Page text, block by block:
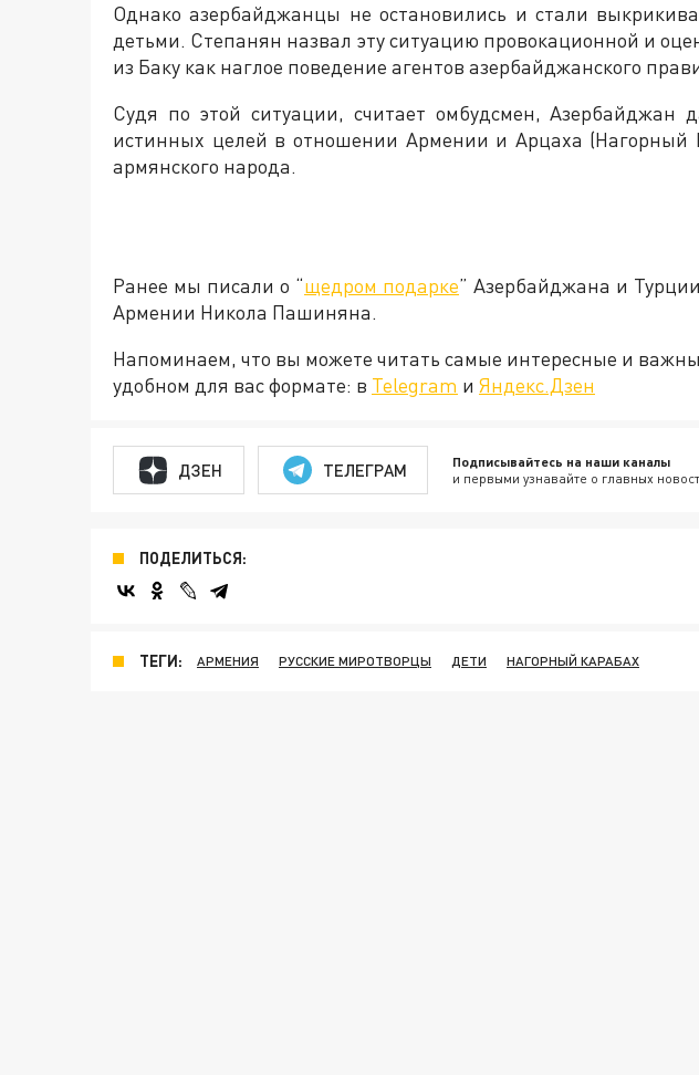
Однако азербайджанцы не остановились и стали
детьми. Степанян назвал эту ситуацию провокационной и
из Баку как наглое поведение агентов азербайджанского
Судя по этой ситуации, считает омбудсмен, Азербайджан
истинных целей в отношении Армении и Арцаха (Нагорный
армянского народа.
Ранее мы писали о “щедром подарке” Азербайджана и
Армении Никола Пашиняна.
Напоминаем, что вы можете читать самые интересные и
удобном для вас формате: в Telegram и Яндекс.Дзен
ДЗЕН ТЕЛЕГРАМ Подписывайтесь на наши каналы
и первыми узнавайте о главных
ПОДЕЛИТЬСЯ:
ТЕГИ: АРМЕНИЯ РУССКИЕ МИРОТВОРЦЫ ДЕТИ НАГОРНЫЙ КАРАБАХ